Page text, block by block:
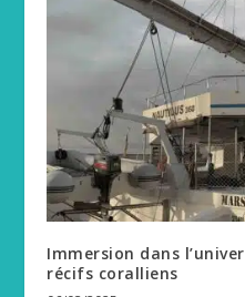
Immersion dans
récifs coralliens